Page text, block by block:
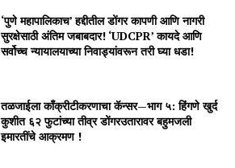
‘पुणे महापालिकाच’ हद्दीतील डोंगर कापणी आणि नागरी
सुरक्षेसाठी अंतिम जबाबदार! ‘UDCPR’ कायदे आणि
सर्वोच्च न्यायालयाच्या निवाड्यांवरून तरी घ्या धडा!
तळजाईला काँक्रीटीकरणाचा कॅन्सर—भाग ५: हिंगणे खुर्द
कुशीत ६२ फुटांच्या तीव्र डोंगरउतारावर बहुमजली
इमारतींचे आक्रमण !